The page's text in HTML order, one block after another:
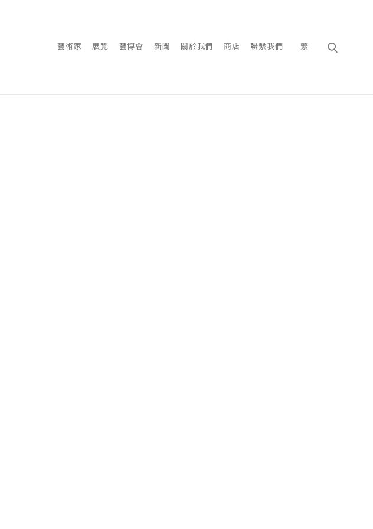
藝術家 展覽 藝博會 新聞 關於我們 商店 聯繫我們 繁